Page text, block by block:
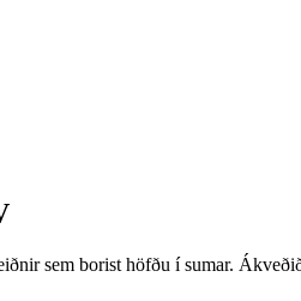
sem borist höfðu í sumar.